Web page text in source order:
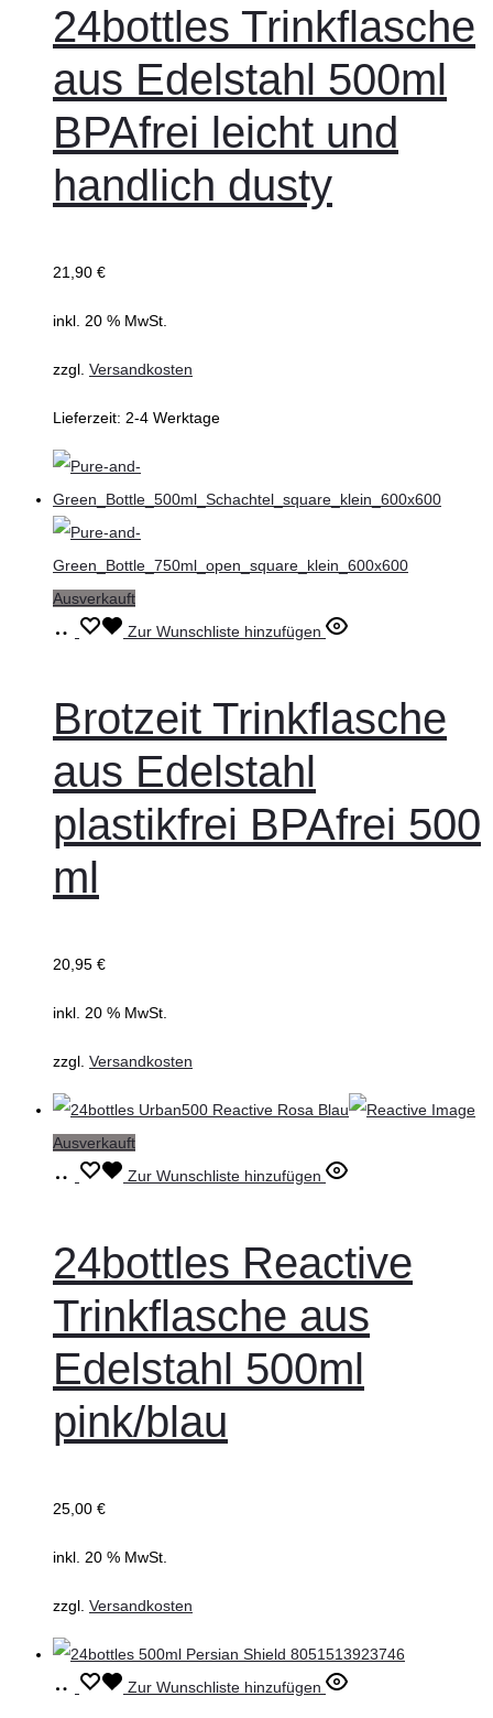
24bottles Trinkflasche
aus Edelstahl 500ml
BPAfrei leicht und
handlich dusty
21,90 €
inkl. 20 % MwSt.
zzgl. Versandkosten
Lieferzeit: 2-4 Werktage
Ausverkauft
WeiterlesenZur Wunschliste hinzufügen
Brotzeit Trinkflasche
aus Edelstahl
plastikfrei BPAfrei 500
ml
20,95 €
inkl. 20 % MwSt.
zzgl. Versandkosten
Ausverkauft
WeiterlesenZur Wunschliste hinzufügen
24bottles Reactive
Trinkflasche aus
Edelstahl 500ml
pink/blau
25,00 €
inkl. 20 % MwSt.
zzgl. Versandkosten
In
Zur Wunschliste hinzufügen